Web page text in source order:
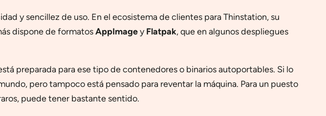
y sencillez de uso. En el ecosistema de clientes para Thinstation, su
dispone de formatosAppImageyFlatpak, que en algunos despliegues
preparada para ese tipo de contenedores o binarios autoportables. Si lo
pero tampoco está pensado para reventar la máquina. Para un puesto
puede tener bastante sentido.